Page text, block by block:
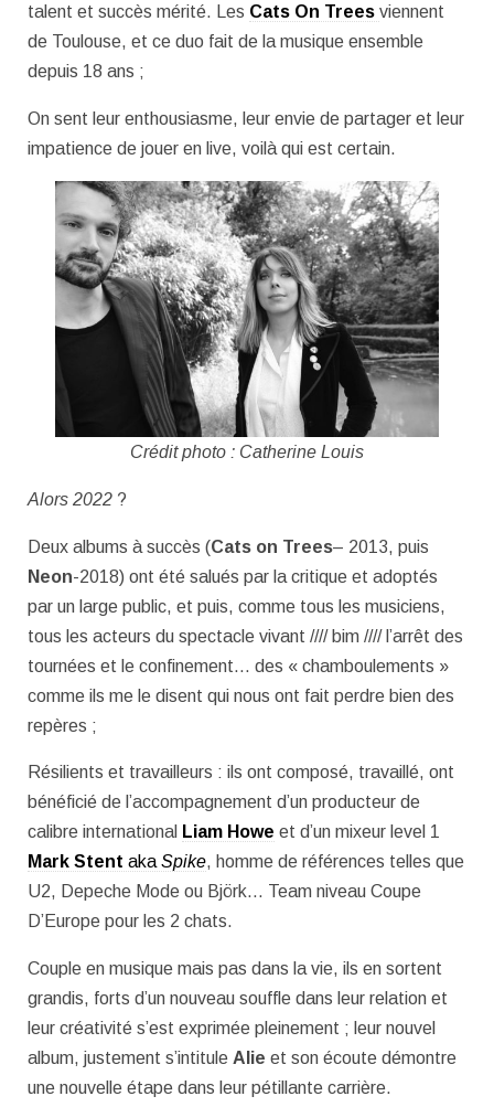
talent et succès mérité. Les Cats On Trees viennent
de Toulouse, et ce duo fait de la musique ensemble
depuis 18 ans ;
On sent leur enthousiasme, leur envie de partager et leur
impatience de jouer en live, voilà qui est certain.
Crédit photo : Catherine Louis
Alors 2022 ?
Deux albums à succès (Cats on Trees– 2013, puis
Neon-2018) ont été salués par la critique et adoptés
par un large public, et puis, comme tous les musiciens,
tous les acteurs du spectacle vivant //// bim //// l’arrêt des
tournées et le confinement… des « chamboulements »
comme ils me le disent qui nous ont fait perdre bien des
repères ;
Résilients et travailleurs : ils ont composé, travaillé, ont
bénéficié de l’accompagnement d’un producteur de
calibre international Liam Howe et d’un mixeur level 1
Mark Stent akaSpike, homme de références telles que
U2, Depeche Mode ou Björk… Team niveau Coupe
D’Europe pour les 2 chats.
Couple en musique mais pas dans la vie, ils en sortent
grandis, forts d’un nouveau souffle dans leur relation et
leur créativité s’est exprimée pleinement ; leur nouvel
album, justement s’intitule Alie et son écoute démontre
une nouvelle étape dans leur pétillante carrière.